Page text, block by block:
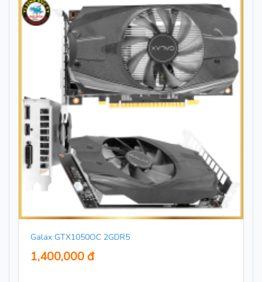
Galax GTX1050OC 2GDR5
1,400,000 đ